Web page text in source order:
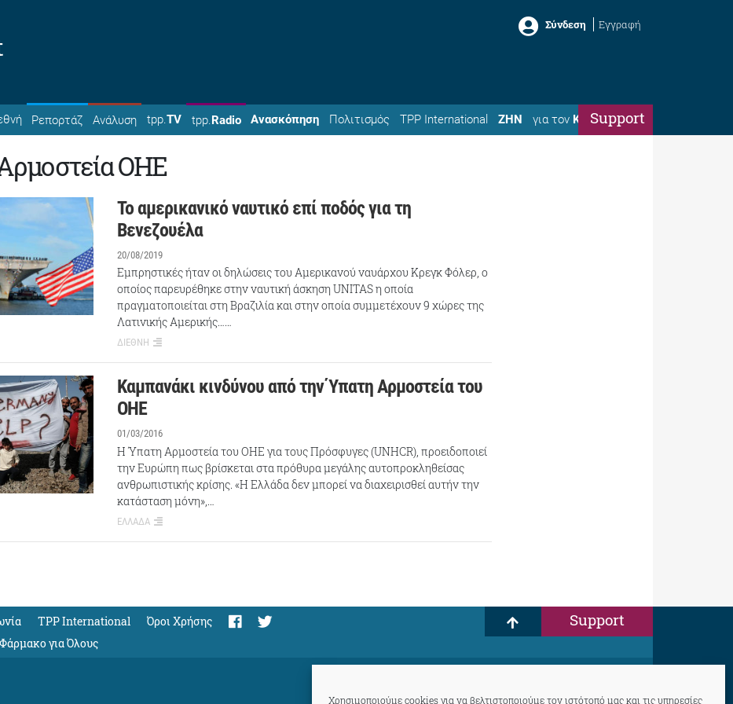
Χρησιμοποιούμε cookies για να βελτιστοποιούμε τον ιστότοπό μας και τις υπηρεσίες
Σύνδεση Εγγραφή
Ρεπορτάζ Ανάλυση tpp.TV tpp.Radio Ανασκόπηση Πολιτισμός TPP International ΖΗΝ για τον ΚώσταSupport
ΟΗΕ
Το αμερικανικό ναυτικό επί ποδός για τη
Βενεζουέλα
20/08/2019
Εμπρηστικές ήταν οι δηλώσεις του Αμερικανού ναυάρχου Κρεγκ Φόλερ, ο
οποίος παρευρέθηκε στην ναυτική άσκηση UNITAS η οποία
πραγματοποιείται στη Βραζιλία και στην οποία συμμετέχουν 9 χώρες της
Λατινικής Αμερικής……
ΔΙΕΘΝΗ
Καμπανάκι κινδύνου από την Ύπατη Αρμοστεία του
ΟΗΕ
01/03/2016
Η Ύπατη Αρμοστεία του ΟΗΕ για τους Πρόσφυγες (UNHCR), προειδοποιεί
την Ευρώπη πως βρίσκεται στα πρόθυρα μεγάλης αυτοπροκληθείσας
ανθρωπιστικής κρίσης. «Η Ελλάδα δεν μπορεί να διαχειρισθεί αυτήν την
κατάσταση μόνη»,…
ΕΛΛΑΔΑ
TPP International
Όροι Χρήσης
για Όλους
Support